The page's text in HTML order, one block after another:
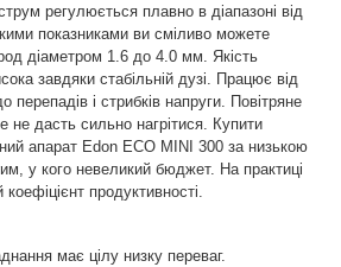
регулюється плавно в діапазоні від
показниками ви сміливо можете
діаметром 1.6 до 4.0 мм. Якість
завдяки стабільній дузі. Працює від
перепадів і стрибків напруги. Повітряне
дасть сильно нагрітися. Купити
апарат Edon ECO MINI 300 за низькою
у кого невеликий бюджет. На практиці
продуктивності.
має цілу низку переваг.